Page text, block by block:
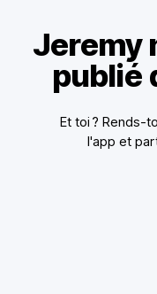
Jeremy
publié
Et toi ? Rends-
l'app et